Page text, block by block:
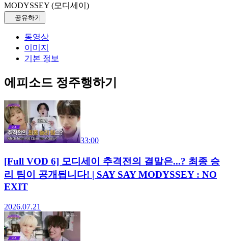
MODYSSEY (모디세이)
공유하기
동영상
이미지
기본 정보
에피소드 정주행하기
33:00
[Full VOD 6] 모디세이 추격전의 결말은...? 최종 승
리 팀이 공개됩니다! | SAY SAY MODYSSEY : NO
EXIT
2026.07.21